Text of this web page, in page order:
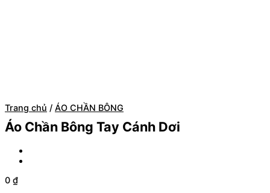
Trang chủ / ÁO CHẦN BÔNG
Áo Chần Bông Tay Cánh Dơi
0 ₫